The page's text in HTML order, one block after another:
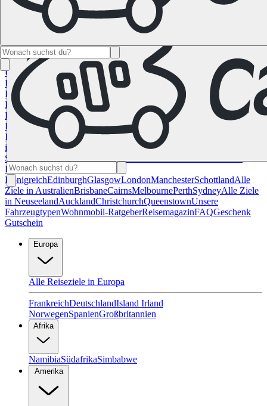
NamibiaSüdafrika
Alle Ziele in
KanadaCalgaryHalifaxMontrealTorontoVancouver
Alle Ziele in den
USALas VegasLos Angeles Miami New YorkSan
Francisco
Chile Costa Rica Alle Reiseziele in
Deutschland
Berlin Hamburg Leipzig München Stuttgart
Reiseziele in
Frankreich
KorsikaLyonMarseilles NizzaParis Toulouse
Alle
Reiseziele in
Italien
CagliariFlorenzMailandRom Sardinien
in Norwegen Bergen
Alle Reiseziele in
Spanien
Reiseziele im Vereinigtem
KönigreichEdinburghGlasgowLondonManchesterSchottlandAlle
Ziele in AustralienBrisbaneCairnsMelbournePerthSydneyAlle Ziele
in NeuseelandAucklandChristchurchQueenstownUnsere
FahrzeugtypenWohnmobil-RatgeberReisemagazinFAQGeschenk
Gutschein
Europa
Alle Reiseziele in Europa
FrankreichDeutschlandIsland Irland
NorwegenSpanienGroßbritannien
Afrika
NamibiaSüdafrikaSimbabwe
Amerika